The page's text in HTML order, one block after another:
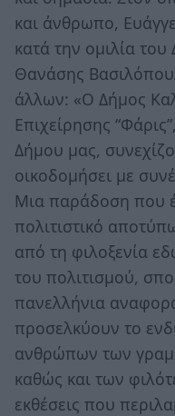
και άνθρωπο,
κατά την ομιλία
Θανάσης
άλλων: «Ο Δήμος
Επιχείρησης
Δήμου μας,
οικοδομήσει με
Μια παράδοση που
πολιτιστικό
από τη φιλοξενία
του πολιτισμού,
πανελλήνια
προσελκύουν το
ανθρώπων των
καθώς και των
εκθέσεις που